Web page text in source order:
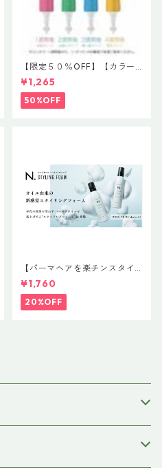
【限定５０％OFF】【カラー
ヘアにおすすめ】ウエラ カ
ラーモーション+ 4ウィーク プ
ログラム 20ml×４ ￥2,530円
¥1,265
50%OFF
【パーマヘアを楽チンスタイ
リング】N. STTLING FOAM
200g N. スタイリングフォ
ーム「ルーズカール＆バウン
スウェーブ」
¥1,760
20%OFF